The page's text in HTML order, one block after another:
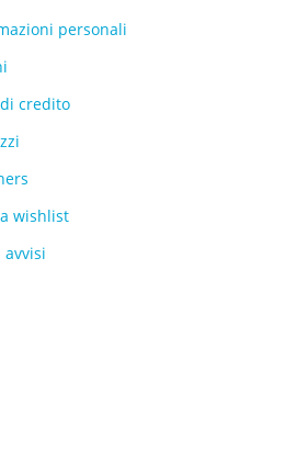
personali
credito
wishlist
avvisi